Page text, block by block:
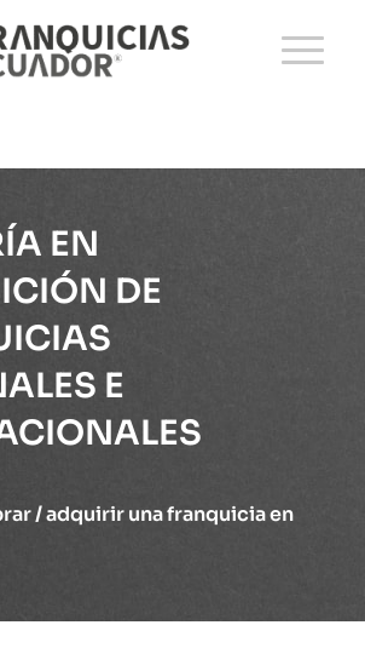
EN
DE
E
/ adquirir una franquicia en